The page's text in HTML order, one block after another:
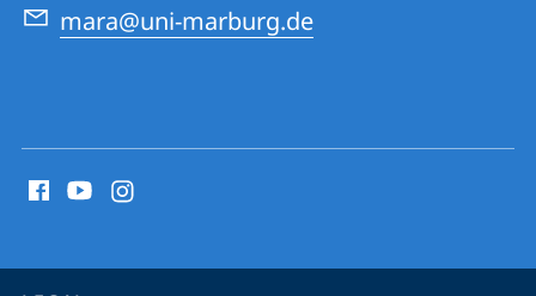
mara@uni-marburg.de
media
information